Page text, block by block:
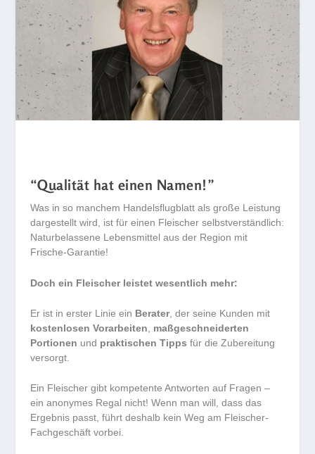
“Qualität hat einen Namen!”
Was in so manchem Handelsflugblatt als große Leistung
dargestellt wird, ist für einen Fleischer selbstverständlich:
Naturbelassene Lebensmittel aus der Region mit
Frische-Garantie!
Doch ein Fleischer leistet wesentlich mehr:
Er ist in erster Linie ein Berater, der seine Kunden mit
kostenlosen Vorarbeiten
maßgeschneiderten
Portionen und praktischen Tipps für die Zubereitung
versorgt.
Ein Fleischer gibt kompetente Antworten auf Fragen –
ein anonymes Regal nicht! Wenn man will, dass das
Ergebnis passt, führt deshalb kein Weg am Fleischer-
Fachgeschäft vorbei.